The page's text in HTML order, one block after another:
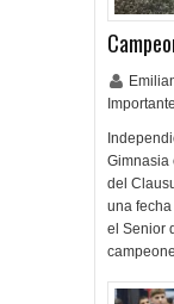
Importante
Gimnasia
del
una
el Senior